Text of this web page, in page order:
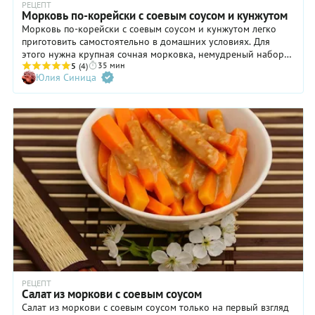
в
большом
количестве
растительного
масла, а
затем
используем
только
ароматное
масло без
лишних
«деталей».
Напомним
о
важном:
для
моркови
по-
корейски,
рецепт
того
нужны
исключительно
РЕЦЕПТ
Морковь по-корейски с соевым соусом и кунжутом
Морковь по-корейски с соевым соусом и кунжутом легко
приготовить самостоятельно в домашних условиях. Для
этого нужна крупная сочная морковка, немудреный набор
приправ, которые обычно есть на каждой кухне, а также
специальная терка, которая тоже наверняка есть у каждой
хозяйки — а если нет, то срочно обзаведитесь: удобная в
хозяйстве вещь. Что еще нужно? Немного терпения и
хороший, проверенный рецепт, которым мы с удовольствием
с вами поделимся. Следуйте ему, а в дальнейшем можете
слегка скорректировать количество специй по своему вкусу.
5 (4) 35 мин
Юлия Синица
РЕЦЕПТ
Салат из моркови с соевым соусом
Салат из моркови с соевым соусом только на первый взгляд